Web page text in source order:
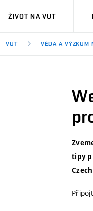
VUT
ŽIVOT NA VUT
VUT VĚDA A VÝZKUM
tipy